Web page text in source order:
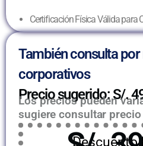
Certificación Física Válida para
También consulta
corporativos
Precio sugerido: S/.
Los precios pueden
sugiere consultar
Descuento